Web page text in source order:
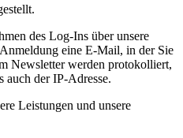
des Log-Ins über unsere
eine E-Mail, in der Sie
Newsletter werden protokolliert,
auch der IP-Adresse.
Leistungen und unsere